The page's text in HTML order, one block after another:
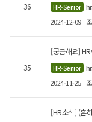
36 HR-Senior
2024-12-09
35
[궁금해요]
HR-Senior
2024-11-25
[HR소식] (흔